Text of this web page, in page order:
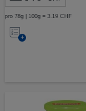
pro 78g | 100g = 3.19 CHF
Auf